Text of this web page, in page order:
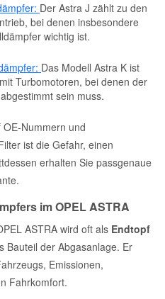
Der Astra J zählt zu den
bei denen insbesondere
wichtig ist.
Das Modell Astra K ist
Turbomotoren, bei denen der
sein muss.
Nummern und
ist die Gefahr, einen
erhalten Sie passgenaue
im OPEL ASTRA
ASTRA wird oft als Endtopf
Bauteil der Abgasanlage. Er
Emissionen,
Fahrkomfort.